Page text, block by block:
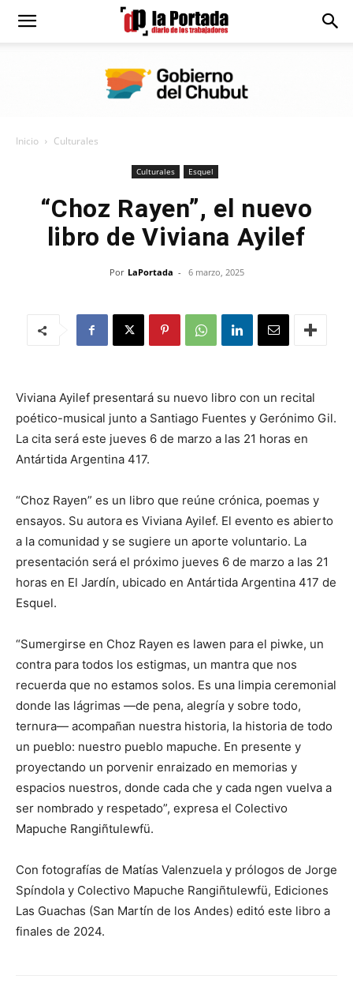
Diario
Inicio Culturales
Culturales Esquel
“Choz Rayen”, el nuevo
libro de Viviana Ayilef
Por LaPortada - 6 marzo, 2025
Viviana Ayilef presentará su nuevo libro con un recital
poético-musical junto a Santiago Fuentes y Gerónimo Gil.
La cita será este jueves 6 de marzo a las 21 horas en
Antártida Argentina 417.
“Choz Rayen” es un libro que reúne crónica, poemas y
ensayos. Su autora es Viviana Ayilef. El evento es abierto
a la comunidad y se sugiere un aporte voluntario. La
presentación será el próximo jueves 6 de marzo a las 21
horas en El Jardín, ubicado en Antártida Argentina 417 de
Esquel.
“Sumergirse en Choz Rayen es lawen para el piwke, un
contra para todos los estigmas, un mantra que nos
recuerda que no estamos solos. Es una limpia ceremonial
donde las lágrimas —de pena, alegría y sobre todo,
ternura— acompañan nuestra historia, la historia de todo
un pueblo: nuestro pueblo mapuche. En presente y
proyectando un porvenir enraizado en memorias y
espacios nuestros, donde cada che y cada ngen vuelva a
ser nombrado y respetado”, expresa el Colectivo
Mapuche Rangiñtulewfü.
Con fotografías de Matías Valenzuela y prólogos de Jorge
Spíndola y Colectivo Mapuche Rangiñtulewfü, Ediciones
Las Guachas (San Martín de los Andes) editó este libro a
finales de 2024.